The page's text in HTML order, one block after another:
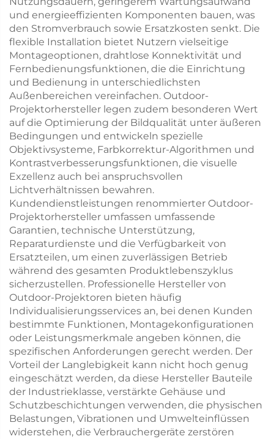
und energieeffizienten Komponenten bauen, was
den Stromverbrauch sowie Ersatzkosten senkt. Die
flexible Installation bietet Nutzern vielseitige
Montageoptionen, drahtlose Konnektivität und
Fernbedienungsfunktionen, die die Einrichtung
und Bedienung in unterschiedlichsten
Außenbereichen vereinfachen. Outdoor-
Projektorhersteller legen zudem besonderen Wert
auf die Optimierung der Bildqualität unter äußeren
Bedingungen und entwickeln spezielle
Objektivsysteme, Farbkorrektur-Algorithmen und
Kontrastverbesserungsfunktionen, die visuelle
Exzellenz auch bei anspruchsvollen
Lichtverhältnissen bewahren.
Kundendienstleistungen renommierter Outdoor-
Projektorhersteller umfassen umfassende
Garantien, technische Unterstützung,
Reparaturdienste und die Verfügbarkeit von
Ersatzteilen, um einen zuverlässigen Betrieb
während des gesamten Produktlebenszyklus
sicherzustellen. Professionelle Hersteller von
Outdoor-Projektoren bieten häufig
Individualisierungsservices an, bei denen Kunden
bestimmte Funktionen, Montagekonfigurationen
oder Leistungsmerkmale angeben können, die
spezifischen Anforderungen gerecht werden. Der
Vorteil der Langlebigkeit kann nicht hoch genug
eingeschätzt werden, da diese Hersteller Bauteile
der Industrieklasse, verstärkte Gehäuse und
Schutzbeschichtungen verwenden, die physischen
Belastungen, Vibrationen und Umwelteinflüssen
widerstehen, die Verbrauchergeräte zerstören